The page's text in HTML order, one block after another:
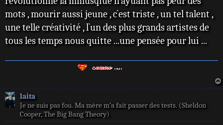
mots , mourir aussi jeune , c`est triste , un tel talent ,
une telle créativité , l`un des plus grands artistes de
tous les temps nous quitte ...une pensée pour lui ...
laita
Je ne suis pas fou. Ma mère m’a fait passer des tests. (Sheldon
Cooper, The Big Bang Theory)